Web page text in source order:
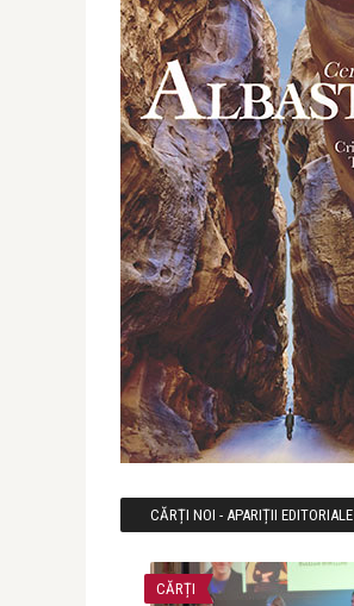
CĂRȚI NOI - APARIȚII EDITORIALE
CĂRȚI